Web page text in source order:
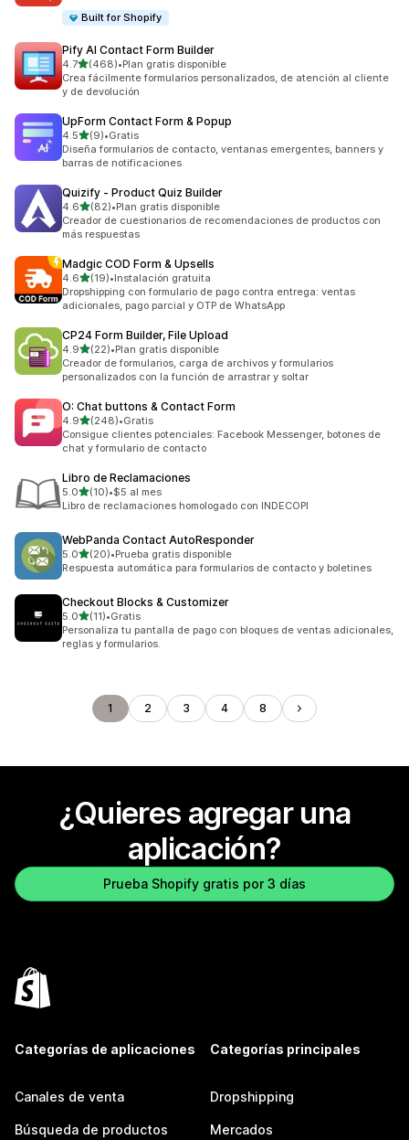
Built for Shopify
Pify AI Contact Form Builder
4.7de 5 estrellas
(468)
468 reseñas en total
•Plan gratis disponible
Crea fácilmente formularios personalizados, de atención al cliente
y de devolución
UpForm Contact Form & Popup
4.5de 5 estrellas
(9)
9 reseñas en total
•Gratis
Diseña formularios de contacto, ventanas emergentes, banners y
barras de notificaciones
Quizify ‑ Product Quiz Builder
4.6de 5 estrellas
(82)
82 reseñas en total
•Plan gratis disponible
Creador de cuestionarios de recomendaciones de productos con
más respuestas
Madgic COD Form & Upsells
4.6de 5 estrellas
(19)
19 reseñas en total
•Instalación gratuita
Dropshipping con formulario de pago contra entrega: ventas
adicionales, pago parcial y OTP de WhatsApp
CP24 Form Builder, File Upload
4.9de 5 estrellas
(22)
22 reseñas en total
•Plan gratis disponible
Creador de formularios, carga de archivos y formularios
personalizados con la función de arrastrar y soltar
O: Chat buttons & Contact Form
4.9de 5 estrellas
(248)
248 reseñas en total
•Gratis
Consigue clientes potenciales: Facebook Messenger, botones de
chat y formulario de contacto
Libro de Reclamaciones
5.0de 5 estrellas
(10)
10 reseñas en total
•$5 al mes
Libro de reclamaciones homologado con INDECOPI
WebPanda Contact AutoResponder
5.0de 5 estrellas
(20)
20 reseñas en total
•Prueba gratis disponible
Respuesta automática para formularios de contacto y boletines
Checkout Blocks & Customizer
5.0de 5 estrellas
(11)
11 reseñas en total
•Gratis
Personaliza tu pantalla de pago con bloques de ventas adicionales,
reglas y formularios.
1 2 3 4 8
¿Quieres agregar una
aplicación?
Prueba Shopify gratis por 3 días
Categorías de aplicaciones
Canales de venta
Búsqueda de productos
Categorías principales
Dropshipping
Mercados